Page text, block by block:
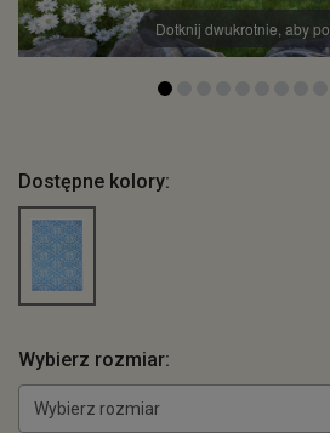
Dotknij dwukrotnie, aby
Dostępne kolory:
Wybierz rozmiar:
Wybierz rozmiar